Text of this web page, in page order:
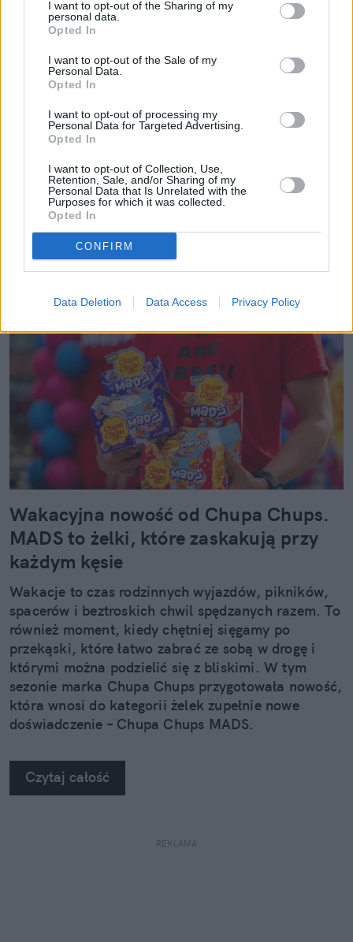
I want to opt-out of the Sharing of my
personal data.
Opted In
I want to opt-out of the Sale of my
Personal Data.
Opted In
I want to opt-out of processing my
Personal Data for Targeted Advertising.
Opted In
I want to opt-out of Collection, Use,
Retention, Sale, and/or Sharing of my
Personal Data that Is Unrelated with the
Purposes for which it was collected.
Opted In
CONFIRM
Data Deletion Data Access Privacy Policy
Karolina Kurek
Wakacyjna nowość od Chupa Chups.
MADS to żelki, które zaskakują przy
każdym kęsie
Wakacje to czas rodzinnych wyjazdów, pikników,
spacerów i beztroskich chwil spędzanych razem. To
również moment, kiedy chętniej sięgamy po
przekąski, które łatwo zabrać ze sobą w drogę i
którymi można podzielić się z bliskimi. W tym
sezonie marka Chupa Chups przygotowała nowość,
która wnosi do kategorii żelek zupełnie nowe
doświadczenie – Chupa Chups MADS.
Czytaj całość
REKLAMA